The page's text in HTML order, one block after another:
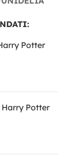
Potter
Potter